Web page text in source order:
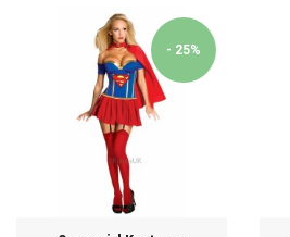
- 25%